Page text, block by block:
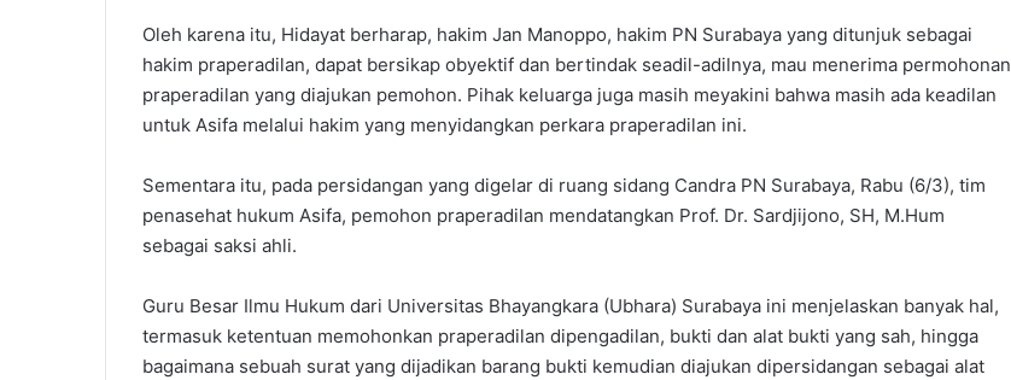
Oleh karena itu, Hidayat berharap, hakim Jan Manoppo, hakim PN Surabaya yang ditunjuk sebagai
hakim praperadilan, dapat bersikap obyektif dan bertindak seadil-adilnya, mau menerima permohonan
praperadilan yang diajukan pemohon. Pihak keluarga juga masih meyakini bahwa masih ada keadilan
untuk Asifa melalui hakim yang menyidangkan perkara praperadilan ini.
Sementara itu, pada persidangan yang digelar di ruang sidang Candra PN Surabaya, Rabu (6/3), tim
penasehat hukum Asifa, pemohon praperadilan mendatangkan Prof. Dr. Sardjijono, SH, M.Hum
sebagai saksi ahli.
Guru Besar Ilmu Hukum dari Universitas Bhayangkara (Ubhara) Surabaya ini menjelaskan banyak hal,
termasuk ketentuan memohonkan praperadilan dipengadilan, bukti dan alat bukti yang sah, hingga
bagaimana sebuah surat yang dijadikan barang bukti kemudian diajukan dipersidangan sebagai alat